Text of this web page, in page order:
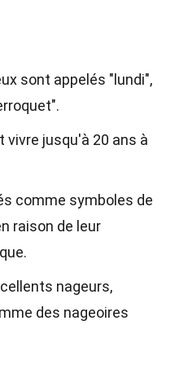
sont appelés "lundi",
vivre jusqu'à 20 ans à
comme symboles de
raison de leur
nageurs,
des nageoires